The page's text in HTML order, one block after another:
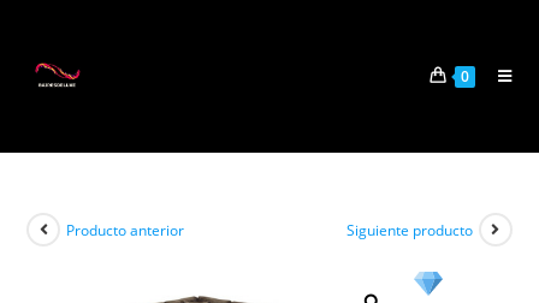
0
Producto anterior Siguiente producto